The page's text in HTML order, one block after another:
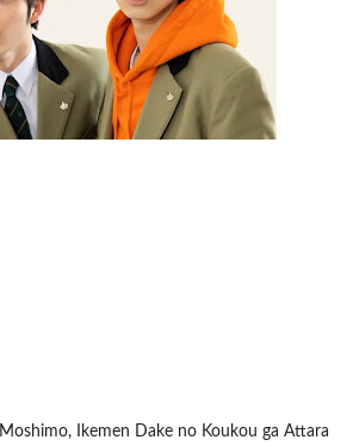
Moshimo, Ikemen Dake no Koukou ga Attara